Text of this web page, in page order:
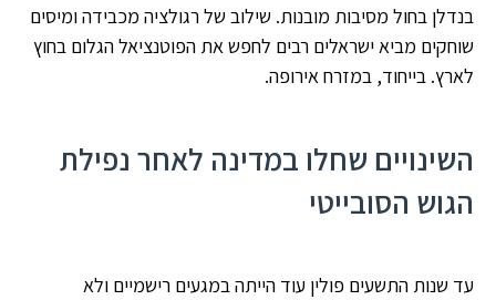
בנדלן בחול מסיבות מובנות. שילוב של רגולציה מכבידה ומיסים
שוחקים מביא ישראלים רבים לחפש את הפוטנציאל הגלום בחוץ
לארץ. בייחוד, במזרח אירופה.
השינויים שחלו במדינה לאחר נפילת
הגוש הסובייטי
עד שנות התשעים פולין עוד הייתה במגעים רישמיים ולא